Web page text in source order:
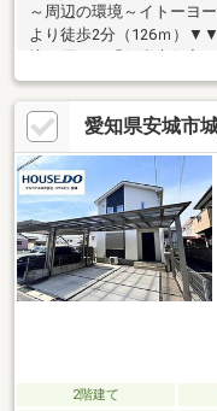
～周辺の環境～イトーヨ
より徒歩2分（126ｍ）
境に優しい「低炭素住宅
団らんの空間を明るく演
ムーズ③たっぷり収納ウ
しい対面型キッチン⑤南
ム断熱材採用（長期優良
無料FP相談を行っており
せて住宅ローン商品をご
さいませ！
愛知県安城市
2階建て